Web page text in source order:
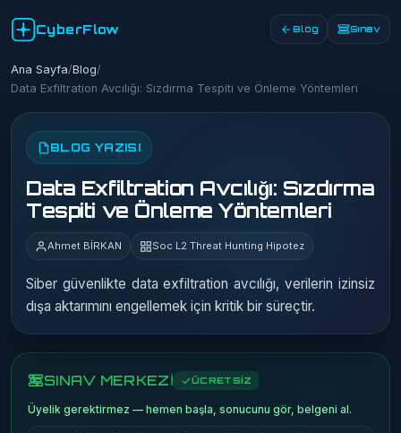
CyberFlow Blog Sınav
Ana Sayfa/Blog/
Data Exfiltration Avcılığı: Sızdırma Tespiti ve Önleme Yöntemleri
BLOG YAZISI
Data Exfiltration Avcılığı: Sızdırma
Tespiti ve Önleme Yöntemleri
Ahmet BİRKAN Soc L2 Threat Hunting Hipotez
Siber güvenlikte data exfiltration avcılığı, verilerin izinsiz
dışa aktarımını engellemek için kritik bir süreçtir.
SINAV MERKEZİ ÜCRETSİZ
Üyelik gerektirmez — hemen başla, sonucunu gör, belgeni al.